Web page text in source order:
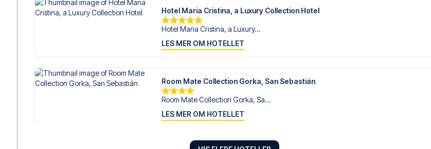
Hotel Maria Cristina, a Luxury Collection Hotel
Hotel Maria Cristina, a Luxury...
LES MER OM HOTELLET
Room Mate Collection Gorka, San Sebastián
Room Mate Collection Gorka, Sa...
LES MER OM HOTELLET